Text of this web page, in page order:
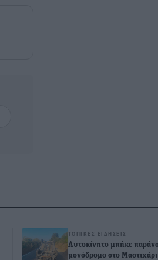
ΤΟΠΙΚΈΣ ΕΙΔΉΣΕΙΣ
Αυτοκίνητο μπήκε
μονόδρομο στο